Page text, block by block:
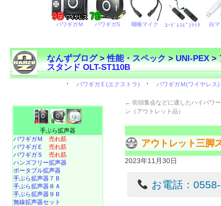
なんずブログ>性能・スペック>UNI-PEX>
スタンド OLT-ST110B
← 街頭集会などに適したハイパワ
ン（アウトレット品）
アウトレット三脚
2023年11月30日
お電話：
手ぶら拡声器
パワギガＭ 売れ筋
パワギガＥ 売れ筋
パワギガＳ 売れ筋
ハンズフリー拡声器
ポータブル拡声器
手ぶら拡声器７Ｂ
手ぶら拡声器８Ａ
手ぶら拡声器９Ｂ
無線拡声器セット